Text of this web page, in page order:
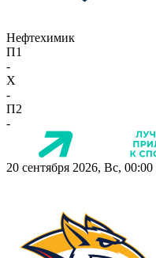
Нефтехимик
П1
-
X
-
П2
-
20 сентября 2026, Вс, 00:00